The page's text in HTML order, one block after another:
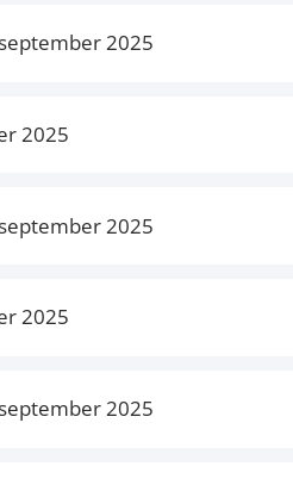
2025
2025
2025
2025
2025